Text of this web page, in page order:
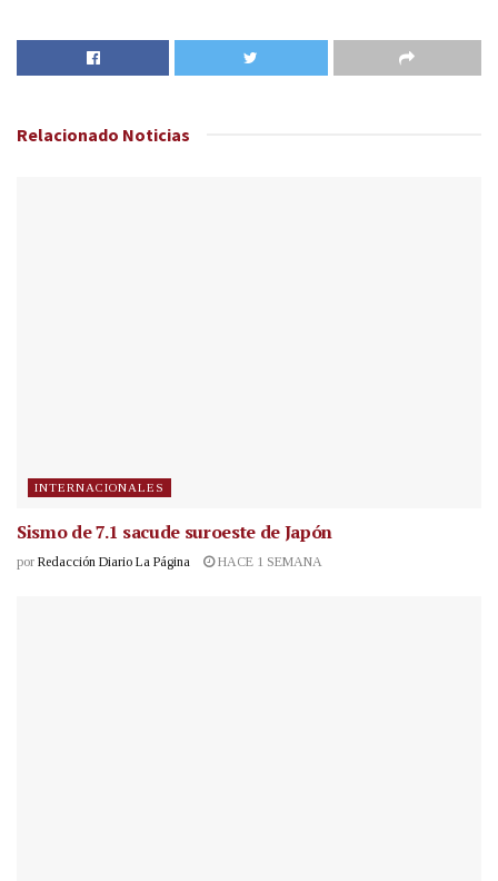
Relacionado Noticias
INTERNACIONALES
Sismo de 7.1 sacude suroeste de Japón
por Redacción Diario La Página HACE 1 SEMANA